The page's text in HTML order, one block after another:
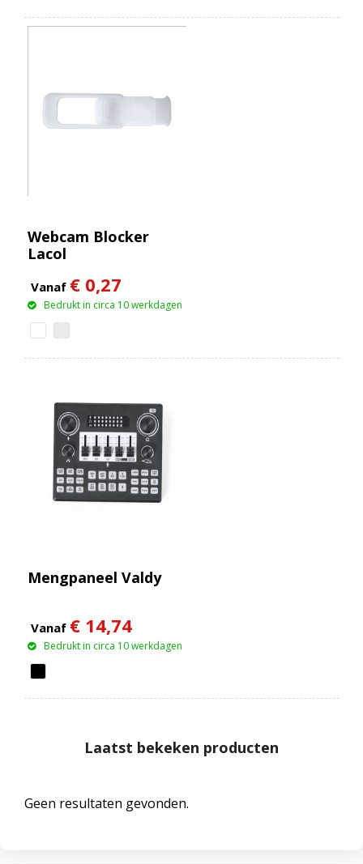
Webcam Blocker
Lacol
Vanaf € 0,27
Bedrukt in circa 10 werkdagen
Mengpaneel Valdy
Vanaf € 14,74
Bedrukt in circa 10 werkdagen
Laatst bekeken producten
Geen resultaten gevonden.